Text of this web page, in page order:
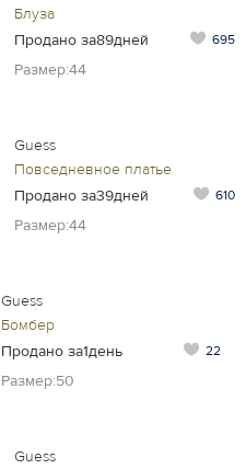
Блуза
Продано за89дней
695
Размер:44
Guess
Повседневное платье
Продано за39дней
610
Размер:44
Guess
Бомбер
Продано за1день
22
Размер:50
Guess